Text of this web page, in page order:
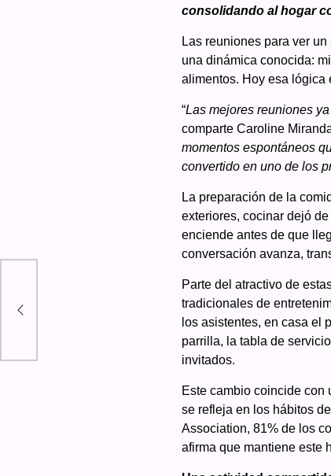
consolidando al hogar
Las reuniones para ver
una dinámica conocida:
alimentos. Hoy esa lógica
“Las mejores reuniones
comparte Caroline
momentos espontáneos
convertido en uno de los
La preparación de la
exteriores, cocinar dejó
enciende antes de que
conversación avanza,
Parte del atractivo de
tradicionales de
los asistentes, en casa el
parrilla, la tabla de
invitados.
Este cambio coincide con
se refleja en los hábitos
Association, 81% de los
afirma que mantiene este